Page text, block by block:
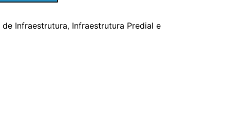
Infraestrutura, Infraestrutura Predial e